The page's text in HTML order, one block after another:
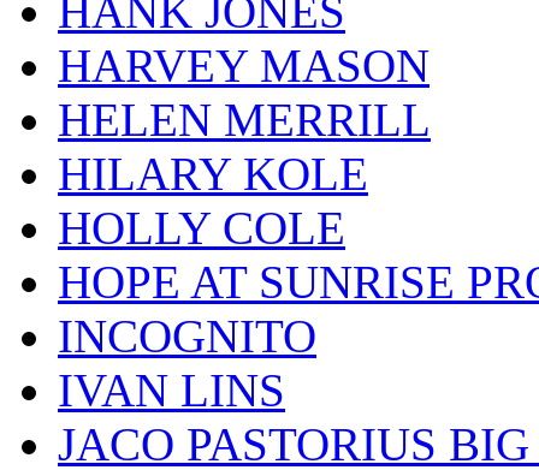
HANK JONES
HARVEY MASON
HELEN MERRILL
HILARY KOLE
HOLLY COLE
HOPE AT SUNRISE
INCOGNITO
IVAN LINS
JACO PASTORIUS